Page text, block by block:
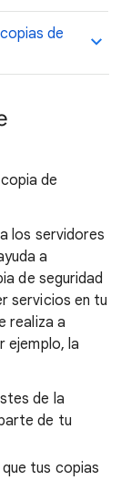
de
de
los servidores
a
de seguridad
servicios en tu
realiza a
ejemplo, la
de la
de tu
tus copias